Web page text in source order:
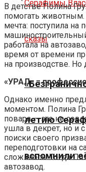
летию
вспомнили
В детстве Полина
помогать
мечта: поступила на
работала на
время от времени
на производстве.
«УРАЛ» =
Однако именно
моментом. Полина
повара — это не
ушла в декрет, но и
поиски своего
переподготовки на
сложилось. Тогда
автозавод.